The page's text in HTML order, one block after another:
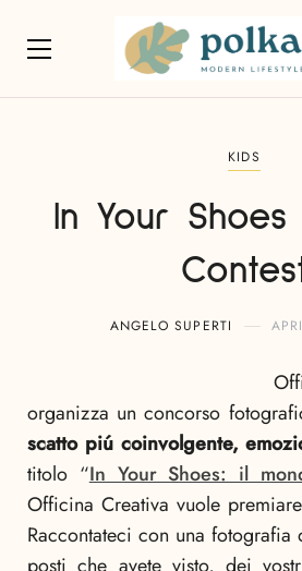
KIDS
In Your
ANGELO SUPERTI
organizza un concorso
scatto piú coinvolgente,
titolo “In Your Shoes: il
Officina Creativa vuole
Raccontateci con una